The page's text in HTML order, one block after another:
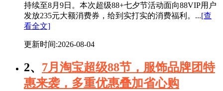
持续至8月9日。本次超级88+七夕节活动面向88VIP用户
发放235元大额消费券，给到实打实的消费福利。...[查
看全文]
更新时间:2026-08-04
2、 7月淘宝超级88节，服饰品牌团特
惠来袭，多重优惠叠加省心购